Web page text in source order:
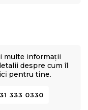
multe informații
despre cum îl
pentru tine.
333 0330